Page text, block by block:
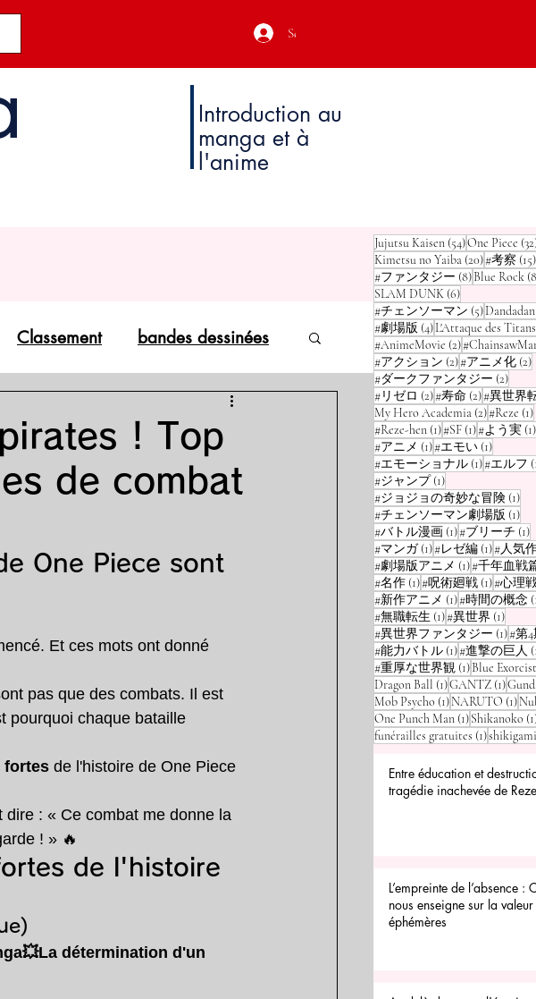
Se connecter
Introduction au
manga et à
l'anime
Classement bandes dessinées
! Top
de combat
One Piece sont
Et ces mots ont donné
pas que des combats. Il est
pourquoi chaque bataille
fortes de l'histoire de One Piece
: « Ce combat me donne la
! » 🔥
de l'histoire
détermination d'un
Jujutsu Kaisen (54)54 posts
One Piece
Kimetsu no Yaiba (20)20 posts
#考察 (15)
#ファンタジー (8)8 posts
Blue Rock
SLAM DUNK (6)6 posts
#チェンソーマン (5)5 posts
Dandadan
#劇場版 (4)4 posts
L'Attaque des Titans
#AnimeMovie (2)2 posts
#アクション (2)2 posts
#アニメ化 (2)
#ダークファンタジー (2)2
#リゼロ (2)2 posts
#寿命 (2)2 posts
#異世界
My Hero Academia (2)2 posts
#Reze (1)
#Reze-hen (1)1 post
#SF (1)1 post
#よう実 (1)
#アニメ (1)1 post
#エモい (1)1 post
#エモーショナル (1)1 post
#エルフ
#ジャンプ (1)1 post
#ジョジョの奇妙な冒険 (1)1
#チェンソーマン劇場版 (1)1
#バトル漫画 (1)1 post
#ブリーチ (1)
#マンガ (1)1 post
#レゼ編 (1)1 post
#人気
#劇場版アニメ (1)1 post
#千年血戦
#名作 (1)1 post
#呪術廻戦 (1)1 post
#心理
#新作アニメ (1)1 post
#時間の概念
#無職転生 (1)1 post
#異世界 (1)1 post
#異世界ファンタジー (1)1 post
#第
#能力バトル (1)1 post
#進撃の巨人
#重厚な世界観 (1)1 post
Blue Exorcist
Dragon Ball (1)1 post
GANTZ (1)1 post
Mob Psycho (1)1 post
NARUTO (1)1
One Punch Man (1)1 post
Shikanoko
funérailles gratuites (1)1 post
shikigami
Entre éducation et
tragédie inachevée de
L’empreinte de l’absence :
nous enseigne sur la
éphémères